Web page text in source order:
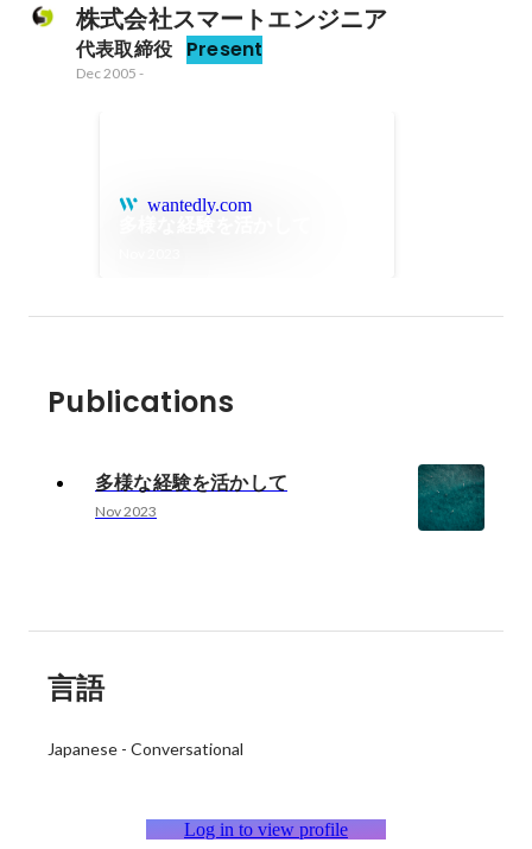
株式会社スマートエンジニア
代表取締役 Present
Dec 2005 -
wantedly.com
Publications
多様な経験を活かして
Nov 2023
言語
Japanese - Conversational
Log in to view profile